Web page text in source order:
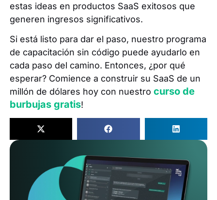
estas ideas en productos SaaS exitosos que
generen ingresos significativos.
Si está listo para dar el paso, nuestro programa
de capacitación sin código puede ayudarlo en
cada paso del camino. Entonces, ¿por qué
esperar? Comience a construir su SaaS de un
millón de dólares hoy con nuestro curso de
burbujas gratis!